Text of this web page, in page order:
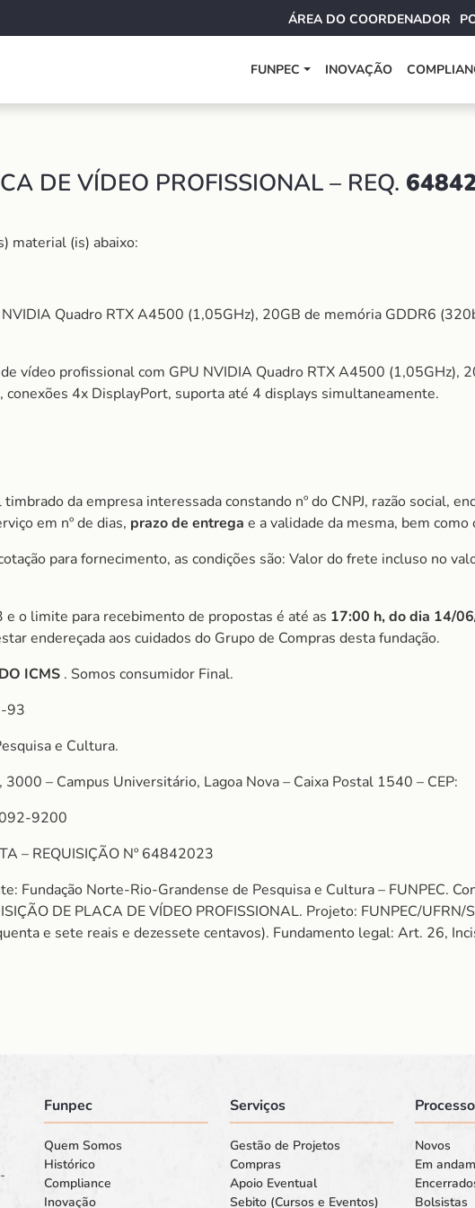
ÁREA DO COORDENADOR
FUNPEC INOVAÇÃO
DE VÍDEO PROFISSIONAL – REQ.
material (is) abaixo:
Quadro RTX A4500 (1,05GHz), 20GB de memória GDDR6
de vídeo profissional com GPU NVIDIA Quadro RTX A4500 (1,05GHz),
conexões 4x DisplayPort, suporta até 4 displays simultaneamente.
da empresa interessada constando nº do CNPJ, razão social,
em nº de dias, prazo de entrega e a validade da mesma, bem
para fornecimento, as condições são: Valor do frete incluso no
o limite para recebimento de propostas é até as 17:00 h, do dia 14/
endereçada aos cuidados do Grupo de Compras desta fundação.
ICMS . Somos consumidor Final.
93
e Cultura.
– Campus Universitário, Lagoa Nova – Caixa Postal 1540 – CEP:
9200
– REQUISIÇÃO Nº 64842023
Fundação Norte-Rio-Grandense de Pesquisa e Cultura – FUNPEC.
DE PLACA DE VÍDEO PROFISSIONAL. Projeto: FUNPEC/
e sete reais e dezessete centavos). Fundamento legal: Art. 26,
Funpec
Quem Somos
Histórico
Compliance
Inovação
Serviços
Gestão de Projetos
Compras
Apoio Eventual
Sebito (Cursos e Eventos)
Novos
Em
Bolsistas